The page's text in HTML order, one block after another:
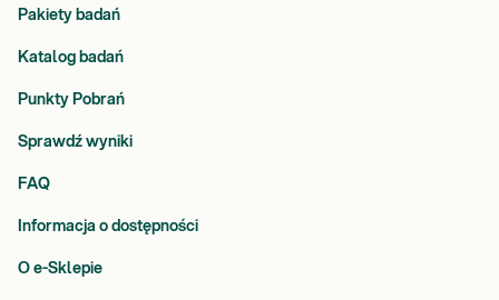
Pakiety badań
Katalog badań
Punkty Pobrań
Sprawdź wyniki
FAQ
Informacja o dostępności
O e-Sklepie